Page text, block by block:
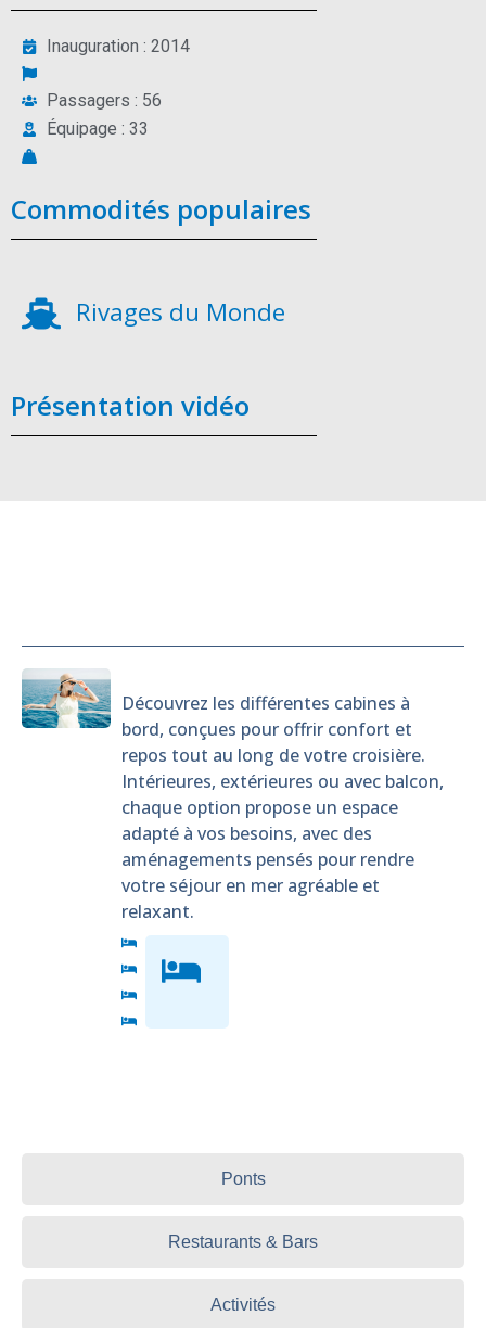
Inauguration : 2014
Passagers : 56
Équipage : 33
Commodités populaires
Rivages du Monde
Présentation vidéo
Ponts
Restaurants & Bars
Activités
Découvrez les différentes cabines à
bord, conçues pour offrir confort et
repos tout au long de votre croisière.
Intérieures, extérieures ou avec balcon,
chaque option propose un espace
adapté à vos besoins, avec des
aménagements pensés pour rendre
votre séjour en mer agréable et
relaxant.